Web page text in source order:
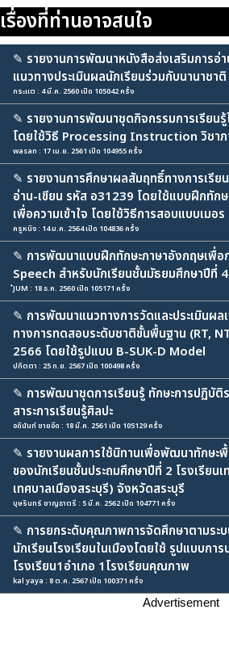
เรื่องที่ท่านอาจสนใจ
✎ รายงานการพัฒนาหนังสือส่งเสริมการอ่า
แนวทางประเมินผลนักเรียนร่วมกับนานาชา
กระแต : 4 มี.ค. 2560 เปิด 105042 ครั้ง
✎ รายงานการพัฒนาชุดกิจกรรมการเรียน
โดยใช้วิธี Processing Instruction วิชาภ
wasan : 17 เม.ย. 2561 เปิด 104955 ครั้ง
✎ รายงานการศึกษาผลสัมฤทธิ์ทางการเรีย
อ่าน-เขียน รหัส อ31239 โดยใช้แบบฝึกทัก
เพื่อความเข้าใจ โดยใช้วิธีการสอบแบบเมอร
ครูหนิง : 14 ม.ค. 2564 เปิด 104836 ครั้ง
✎ การพัฒนาแบบฝึกทักษะภาษาอังกฤษเพื่
Speech สำหรับนักเรียนชั้นมัธยมศึกษาปีที่ 4
๋JUM : 18 ธ.ค. 2560 เปิด 105171 ครั้ง
✎ การพัฒนาแนวทางการวัดและประเมินผ
ทางการทดสอบระดับชาติขั้นพื้นฐาน (RT,
2566 โดยใช้รูปแบบ B-SUK-D Model
ปทิตตา : 25 ก.ย. 2567 เปิด 100498 ครั้ง
✎ การพัฒนาชุดการเรียนรู้ ทักษะการปฏิบัติ
สาระการเรียนรู้ศิลปะ
อดินันท์ ชายอีด : 18 มี.ค. 2561 เปิด 105129 ครั้ง
✎ รายงานผลการใช้นิทานเพื่อพัฒนาทักษะ
ของนักเรียนชั้นประถมศึกษาปีที่ 2 โรงเรียน
เทศบาลเมืองสระบุรี) จังหวัดสระบุรี
บุษรินทร์ ชาญธาตรี : 5 มี.ค. 2562 เปิด 104771 ครั้ง
✎ การยกระดับคุณภาพการจัดศึกษาตามระ
นักเรียนโรงเรียนในเมืองโดยใช้ รูปแบบกา
โรงเรียน1อำเภอ 1โรงเรียนคุณภาพ
kal yaya : 8 ต.ค. 2567 เปิด 100371 ครั้ง
Advertisement